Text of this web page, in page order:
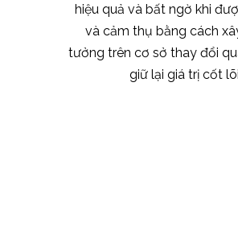
hiệu quả và bất ngờ khi
và cảm thụ bằng cách
tưởng trên cơ sở thay đổi
giữ lại giá trị cốt